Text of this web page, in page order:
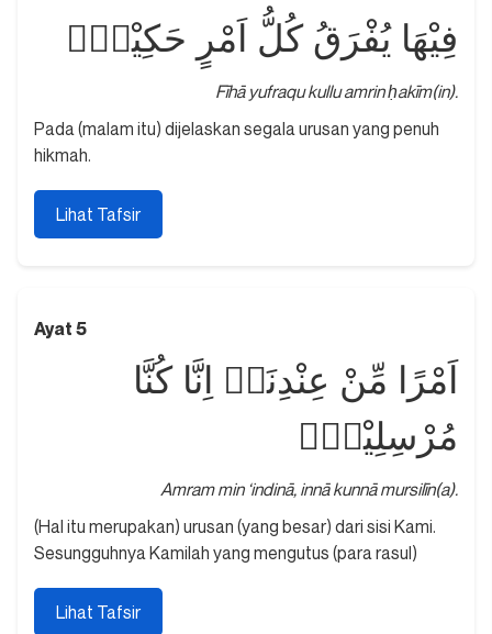
فِيْهَا يُفْرَقُ كُلُّ اَمْرٍ حَكِيْمٍۙ
Fīhā yufraqu kullu amrin ḥakīm(in).
Pada (malam itu) dijelaskan segala urusan yang penuh
hikmah.
Lihat Tafsir
Ayat 5
اَمْرًا مِّنْ عِنْدِنَاۗ اِنَّا كُنَّا
مُرْسِلِيْنَۖ
Amram min ‘indinā, innā kunnā mursilīn(a).
(Hal itu merupakan) urusan (yang besar) dari sisi Kami.
Sesungguhnya Kamilah yang mengutus (para rasul)
Lihat Tafsir